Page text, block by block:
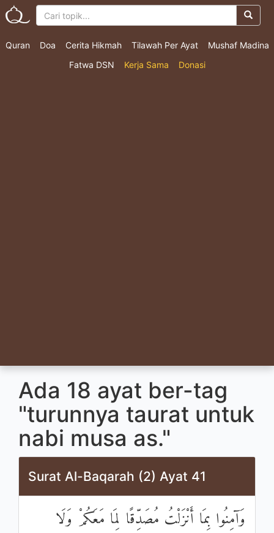
Quran Doa Cerita Hikmah Tilawah Per Ayat
Mushaf Madina
Fatwa DSN
Kerja Sama Donasi
Ada 18 ayat ber-tag
"turunnya taurat untuk
nabi musa as."
Surat Al-Baqarah (2) Ayat 41
وَآمِنُوا بِمَا أَنْزَلْتُ مُصَدِّقًا لِمَا مَعَكُمْ وَلَا